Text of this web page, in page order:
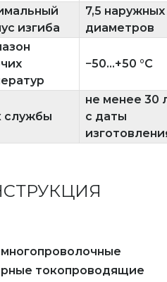
изгиба
7,5 наружных
диаметров
−50...+50 °C
службы
не менее 30
с даты
многопроволочные
токопроводящие